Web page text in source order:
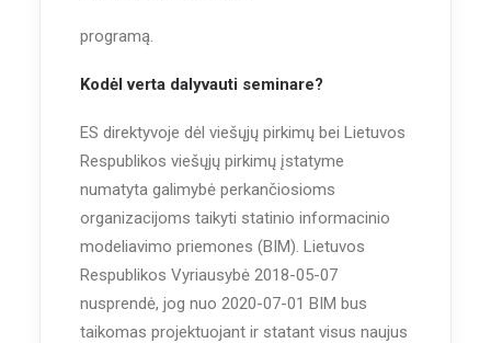
programą.
Kodėl verta dalyvauti seminare?
ES direktyvoje dėl viešųjų pirkimų bei Lietuvos
Respublikos viešųjų pirkimų įstatyme
numatyta galimybė perkančiosioms
organizacijoms taikyti statinio informacinio
modeliavimo priemones (BIM). Lietuvos
Respublikos Vyriausybė 2018-05-07
nusprendė, jog nuo 2020-07-01 BIM bus
taikomas projektuojant ir statant visus naujus